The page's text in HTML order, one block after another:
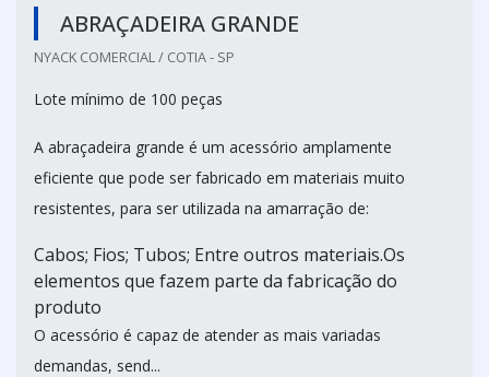
ABRAÇADEIRA GRANDE
NYACK COMERCIAL / COTIA - SP
Lote mínimo de 100 peças
A abraçadeira grande é um acessório amplamente
eficiente que pode ser fabricado em materiais muito
resistentes, para ser utilizada na amarração de:
Cabos; Fios; Tubos; Entre outros materiais.Os
elementos que fazem parte da fabricação do
produto
O acessório é capaz de atender as mais variadas
demandas, send...